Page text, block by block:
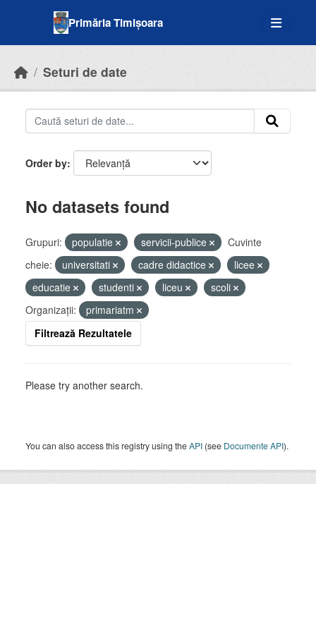
Primăria Timișoara
Seturi de date
Order by
No datasets found
Grupuri: populatie servicii-publice
Cuvinte
cheie:
universitati cadre didactice
licee
educatie
studenti liceu
scoli
Organizații:
primariatm
Filtrează Rezultatele
Please try another search.
You can also access this registry using theAPI (see Documente API).